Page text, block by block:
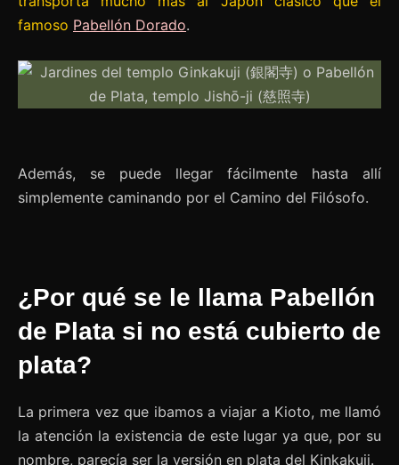
famoso Pabellón Dorado.
Además, se puede llegar fácilmente hasta allí
simplemente caminando por el Camino del Filósofo.
¿Por qué se le llama Pabellón
de Plata si no está cubierto de
plata?
La primera vez que ibamos a viajar a Kioto, me llamó
la atención la existencia de este lugar ya que, por su
nombre, parecía ser la versión en plata del Kinkakuji.